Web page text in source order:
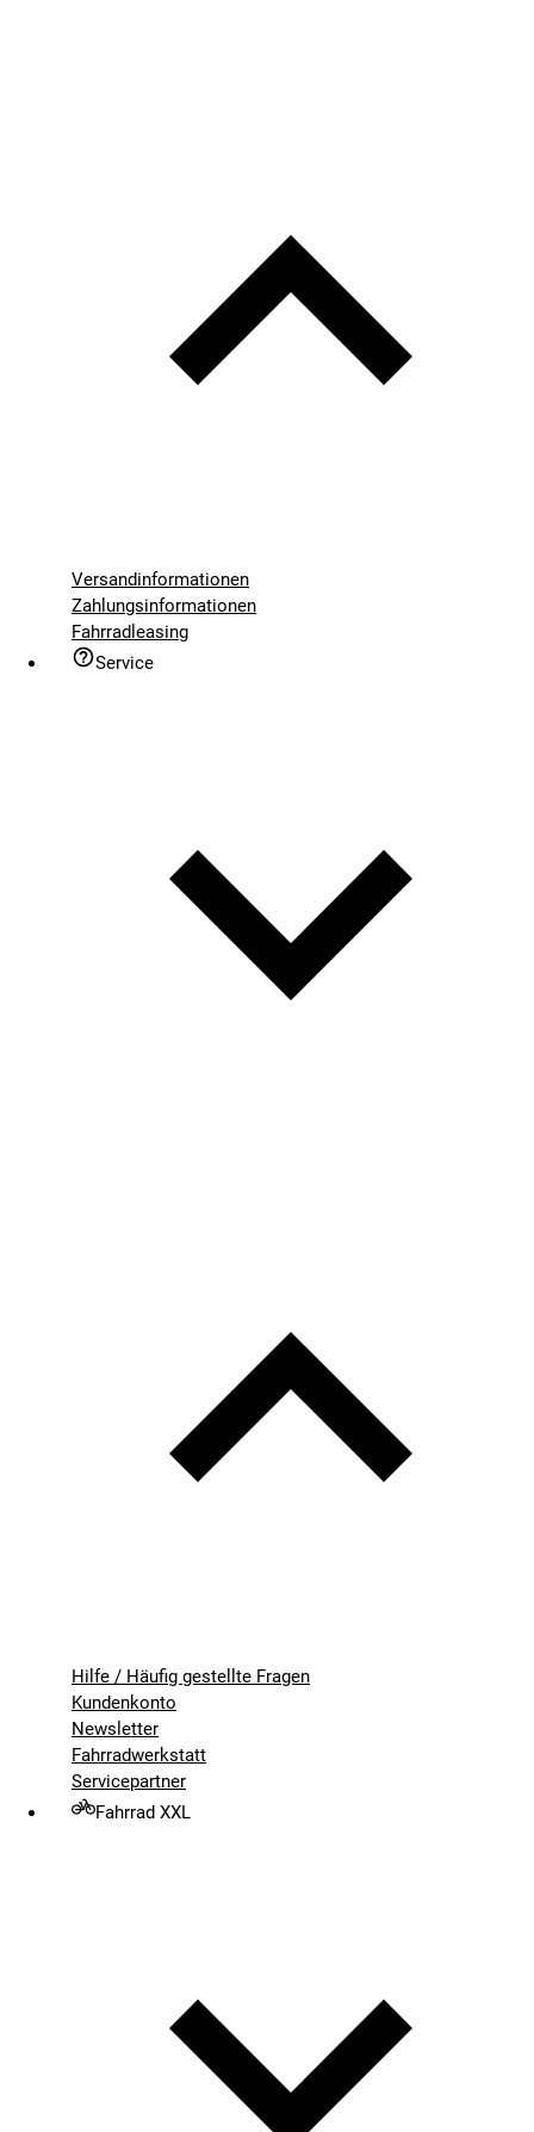
Versandinformationen
Zahlungsinformationen
Fahrradleasing
Service
Hilfe / Häufig gestellte Fragen
Kundenkonto
Newsletter
Fahrradwerkstatt
Servicepartner
Fahrrad XXL